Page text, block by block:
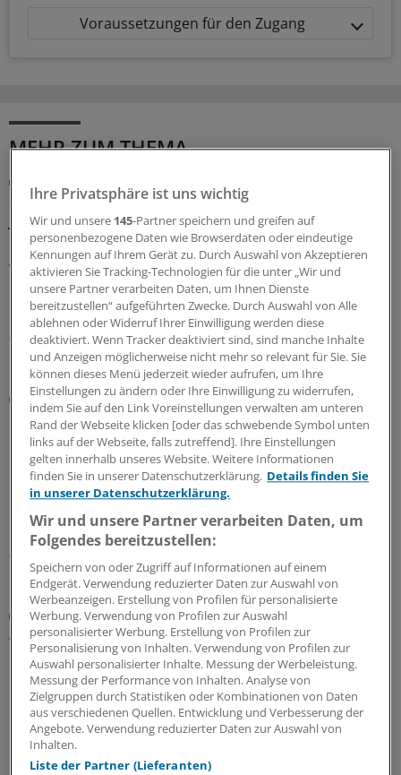
Voraussetzungen für den Zugang
MEHR ZUM THEMA
Sparliste der KBV: So hoch könnten die Verluste
jeder Praxis sein
Die Kassenärztliche Bundesvereinigung hat eine Liste
vorgelegt, in der sie die möglichen finanziellen Folgen
des GKV-Spargesetzes pro Ärztin bzw. Arzt auflistet. Die
Unterschiede zwischen Haus- und Fachärzten sind groß.
05.08.2026
Digitaler Check
Honorarabrechnung: Digitale Vorprüfung wird in
Nordrhein rege genutzt
Seit Juni können nun auch Ärztinnen und Ärzte in
Nordrhein ihre Honorarabrechnungen während des
Quartals durchleuchten lassen. In den ersten beiden
Monaten sind über 20.000 Vorprüfungen eingegangen.
05.08.2026
Zentrale Änderungen im Überblick
Aktualisierter GOÄ-Entwurf: Neue Leistungen,
Umbewertungen und Bürokratieabbau
Bundesärztekammer und PKV-Verband haben dem
Bundesgesundheitsministerium den Entwurf einer
GOÄneu vorgelegt. Er nimmt innovative medizinische
Leistungen auf – und bewertet einige andere um. Ein
Überblick mit Beispielen dazu, was sich ändern soll.
Ihre Privatsphäre ist uns wichtig
Wir und unsere 145-Partner speichern und greifen auf
personenbezogene Daten wie Browserdaten oder eindeutige
Kennungen auf Ihrem Gerät zu. Durch Auswahl von Akzeptieren
aktivieren Sie Tracking-Technologien für die unter „Wir und
unsere Partner verarbeiten Daten, um Ihnen Dienste
bereitzustellen“ aufgeführten Zwecke. Durch Auswahl von Alle
ablehnen oder Widerruf Ihrer Einwilligung werden diese
deaktiviert. Wenn Tracker deaktiviert sind, sind manche Inhalte
und Anzeigen möglicherweise nicht mehr so relevant für Sie. Sie
können dieses Menü jederzeit wieder aufrufen, um Ihre
Einstellungen zu ändern oder Ihre Einwilligung zu widerrufen,
indem Sie auf den Link Voreinstellungen verwalten am unteren
Rand der Webseite klicken [oder das schwebende Symbol unten
links auf der Webseite, falls zutreffend]. Ihre Einstellungen
gelten innerhalb unseres Website. Weitere Informationen
finden Sie in unserer Datenschutzerklärung. Details finden Sie
in unserer Datenschutzerklärung.
Wir und unsere Partner verarbeiten Daten, um
Folgendes bereitzustellen:
Speichern von oder Zugriff auf Informationen auf einem
Endgerät. Verwendung reduzierter Daten zur Auswahl von
Werbeanzeigen. Erstellung von Profilen für personalisierte
Werbung. Verwendung von Profilen zur Auswahl
personalisierter Werbung. Erstellung von Profilen zur
Personalisierung von Inhalten. Verwendung von Profilen zur
Auswahl personalisierter Inhalte. Messung der Werbeleistung.
Messung der Performance von Inhalten. Analyse von
Zielgruppen durch Statistiken oder Kombinationen von Daten
aus verschiedenen Quellen. Entwicklung und Verbesserung der
Angebote. Verwendung reduzierter Daten zur Auswahl von
Inhalten.
Liste der Partner (Lieferanten)